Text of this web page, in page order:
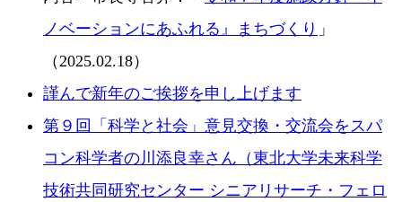
ノベーションにあふれる』まちづくり 」
（2025.02.18）
謹んで新年のご挨拶を申し上げます
第９回「科学と社会」意見交換・交流会をスパ
コン科学者の川添良幸さん（東北大学未来科学
技術共同研究センター シニアリサーチ・フェロ